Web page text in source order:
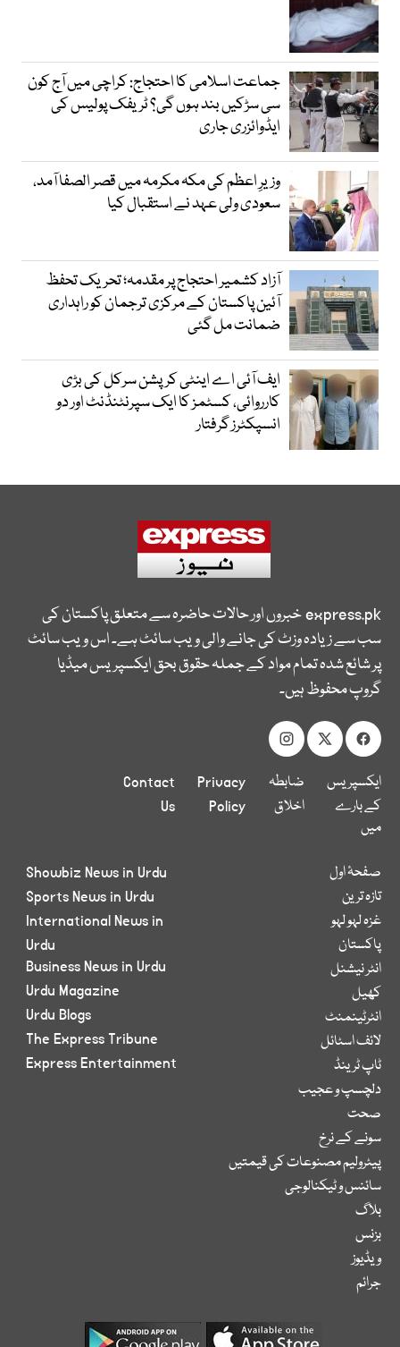
جماعت اسلامی کا احتجاج: کراچی میں آج کون
سی سڑکیں بند ہوں گی؟ ٹریفک پولیس کی
ایڈوائزری جاری
وزیرِ اعظم کی مکہ مکرمہ میں قصر الصفا آمد،
سعودی ولی عہد نے استقبال کیا
آزاد کشمیر احتجاج پر مقدمہ؛ تحریک تحفظ
آئین پاکستان کے مرکزی ترجمان کو راہداری
ضمانت مل گئی
ایف آئی اے اینٹی کرپشن سرکل کی بڑی
کارروائی، کسٹمز کا ایک سپرنٹنڈنٹ اور دو
انسپکٹرز گرفتار
express.pkخبروں اور حالات حاضرہ سے متعلق پاکستان کی
سب سے زیادہ وزٹ کی جانے والی ویب سائٹ ہے۔ اس ویب سائٹ
پر شائع شدہ تمام مواد کے جملہ حقوق بحق ایکسپریس میڈیا
گروپ محفوظ ہیں۔
ایکسپریس
کے بارے
میں
ضابطہ
اخلاق
Privacy
Policy
Contact
Us
صفحۂ اول
تازہ ترین
غزہ لہو لہو
پاکستان
انٹر نیشنل
کھیل
انٹرٹینمنٹ
لائف اسٹائل
ٹاپ ٹرینڈ
دلچسپ و عجیب
صحت
سونے کے نرخ
پیٹرولیم مصنوعات کی قیمتیں
سائنس و ٹیکنالوجی
بلاگ
بزنس
ویڈیوز
جرائم
Showbiz News in Urdu
Sports News in Urdu
International News in
Urdu
Business News in Urdu
Urdu Magazine
Urdu Blogs
The Express Tribune
Express Entertainment